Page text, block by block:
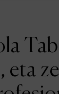
eta